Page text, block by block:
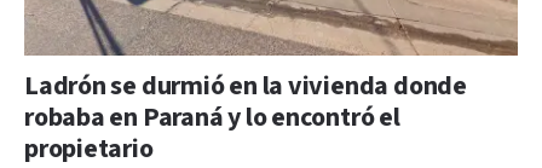
Ladrón se durmió en la vivienda donde
robaba en Paraná y lo encontró el
propietario